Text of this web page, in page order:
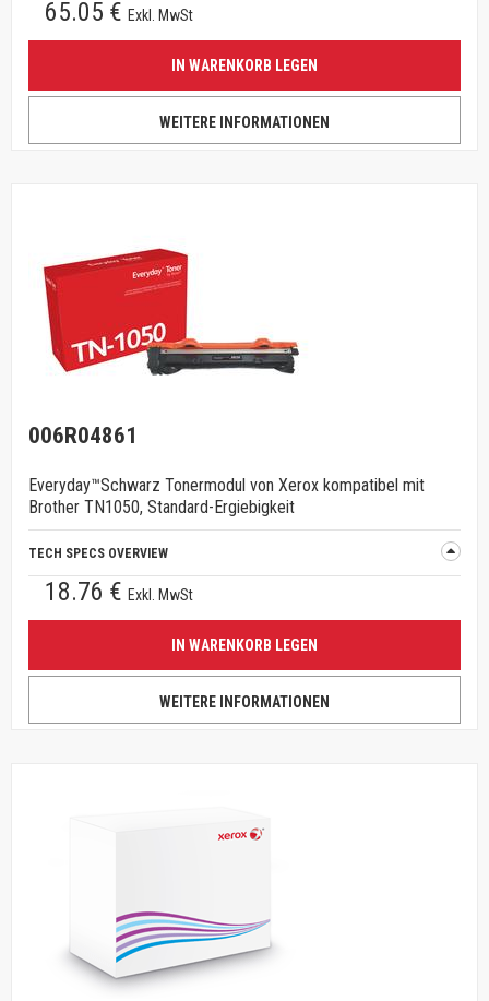
65.05 € Exkl. MwSt
IN WARENKORB LEGEN
WEITERE INFORMATIONEN
006R04861
Everyday™Schwarz Tonermodul von Xerox kompatibel mit
Brother TN1050, Standard-Ergiebigkeit
TECH SPECS OVERVIEW
18.76 € Exkl. MwSt
IN WARENKORB LEGEN
WEITERE INFORMATIONEN